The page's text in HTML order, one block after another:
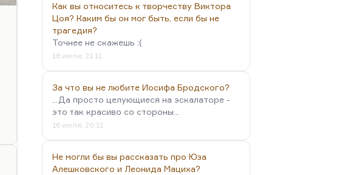
Как вы относитесь к творчеству Виктора
Цоя? Каким бы он мог быть, если бы не
трагедия?
Точнее не скажешь :(
16 июля, 21:11
За что вы не любите Иосифа Бродского?
...Да просто целующиеся на эскалаторе -
это так красиво со стороны...
16 июля, 20:11
Не могли бы вы рассказать про Юза
Алешковского и Леонида Мациха?